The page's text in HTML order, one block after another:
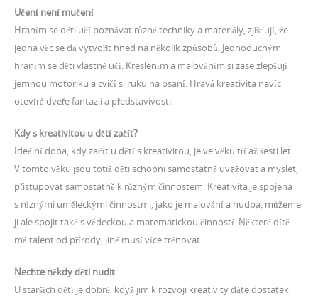
Učení není mučení
Hraním se děti učí poznávat různé techniky a materiály, zjišťují, že
jedna věc se dá vytvořit hned na několik způsobů. Jednoduchým
hraním se děti vlastně učí. Kreslením a malováním si zase zlepšují
jemnou motoriku a cvičí si ruku na psaní. Hravá kreativita navíc
otevírá dveře fantazii a představivosti.
Kdy s kreativitou u dětí začít?
Ideální doba, kdy začít u dětí s kreativitou, je ve věku tří až šesti let.
V tomto věku jsou totiž děti schopni samostatně uvažovat a myslet,
přistupovat samostatně k různým činnostem. Kreativita je spojena
s různými uměleckými činnostmi, jako je malování a hudba, můžeme
ji ale spojit také s vědeckou a matematickou činností. Některé dítě
má talent od přírody, jiné musí více trénovat.
Nechte někdy děti nudit
U starších dětí je dobré, když jim k rozvoji kreativity dáte dostatek